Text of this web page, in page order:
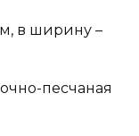
м, в ширину –
песчаная